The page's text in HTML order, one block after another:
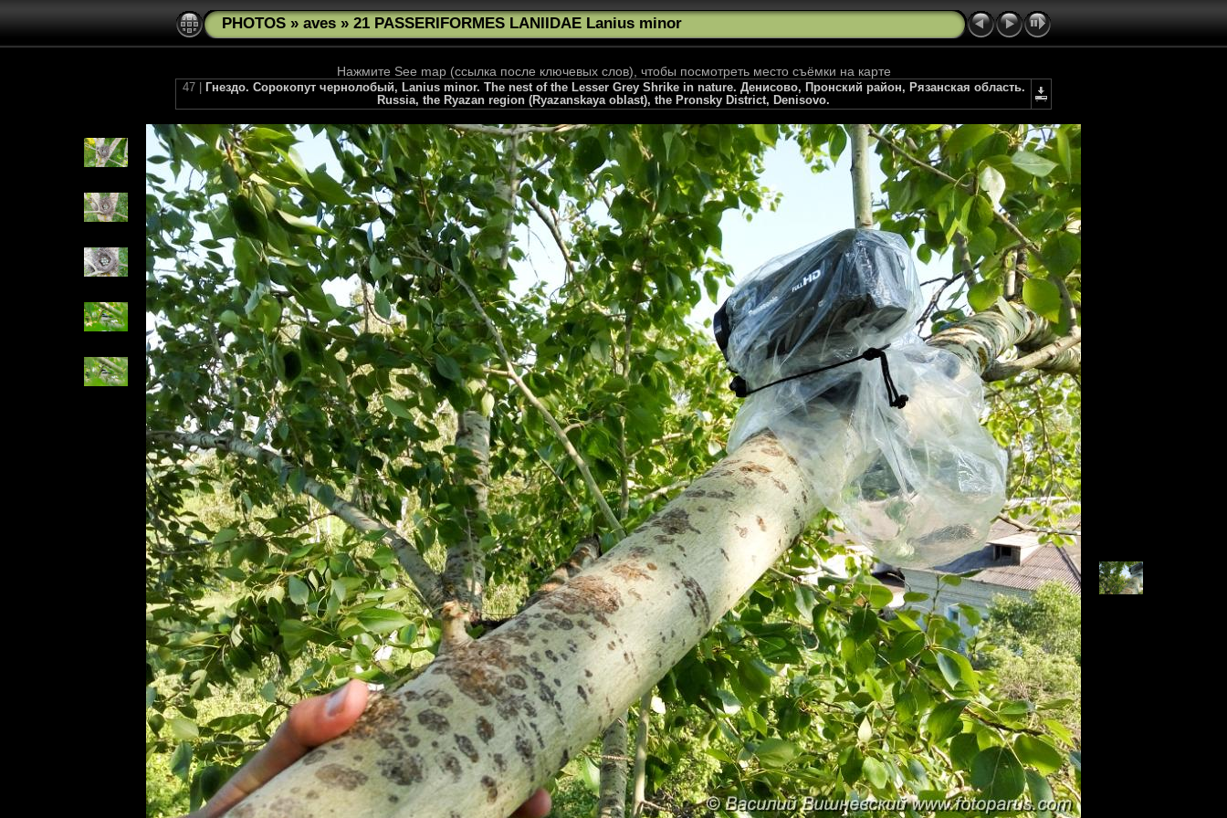
PHOTOS » aves » 21 PASSERIFORMES LANIIDAE Lanius minor
Нажмите See map (ссылка после ключевых слов), чтобы посмотреть место съёмки на карте
47 |
Гнездо. Сорокопут чернолобый, Lanius minor. The nest of the Lesser Grey Shrike in nature. Денисово, Пронский район, Рязанская область.
Russia, the Ryazan region (Ryazanskaya oblast), the Pronsky District, Denisovo.